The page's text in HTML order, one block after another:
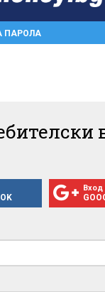
ПАРОЛА
Вход